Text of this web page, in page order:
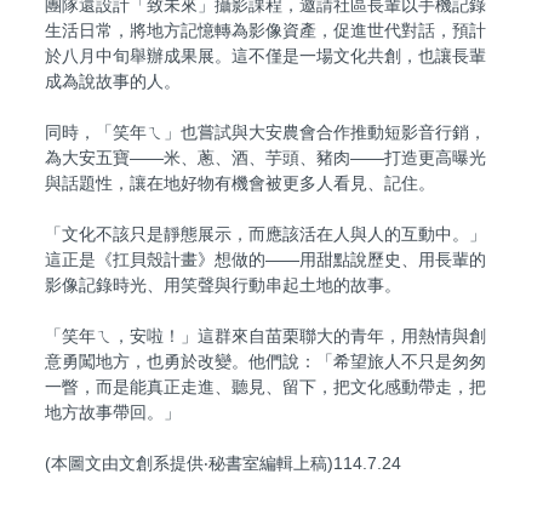
團隊還設計「致未來」攝影課程，邀請社區長輩以手機記錄
生活日常，將地方記憶轉為影像資產，促進世代對話，預計
於八月中旬舉辦成果展。這不僅是一場文化共創，也讓長輩
成為說故事的人。
同時，「笑年ㄟ」也嘗試與大安農會合作推動短影音行銷，
為大安五寶——米、蔥、酒、芋頭、豬肉——打造更高曝光
與話題性，讓在地好物有機會被更多人看見、記住。
「文化不該只是靜態展示，而應該活在人與人的互動中。」
這正是《扛貝殼計畫》想做的——用甜點說歷史、用長輩的
影像記錄時光、用笑聲與行動串起土地的故事。
「笑年ㄟ，安啦！」這群來自苗栗聯大的青年，用熱情與創
意勇闖地方，也勇於改變。他們說：「希望旅人不只是匆匆
一瞥，而是能真正走進、聽見、留下，把文化感動帶走，把
地方故事帶回。」
(本圖文由文創系提供‧秘書室編輯上稿)114.7.24